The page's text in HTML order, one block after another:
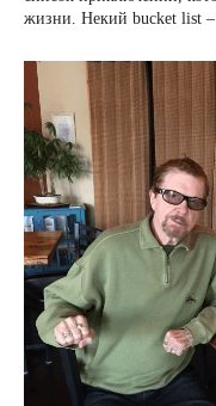
жизни. Некий bucket list –